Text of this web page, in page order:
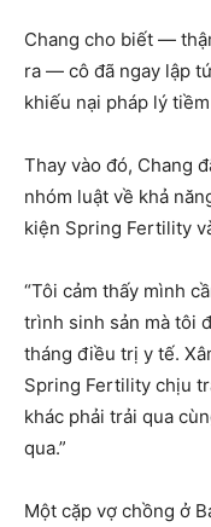
Chang cho biết —
ra — cô đã ngay lập
khiếu nại pháp lý
Thay vào đó, Chang
nhóm luật về khả
kiện Spring Fertility
“Tôi cảm thấy mình
trình sinh sản mà tôi
tháng điều trị y tế.
Spring Fertility chịu
khác phải trải qua
qua.”
Một cặp vợ chồng ở